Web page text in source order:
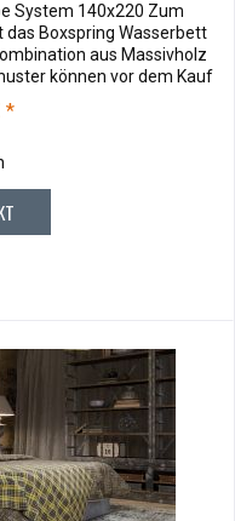
System 140x220 Zum
Boxspring Wasserbett
aus Massivholz
können vor dem Kauf
Muster können Sie unter
*